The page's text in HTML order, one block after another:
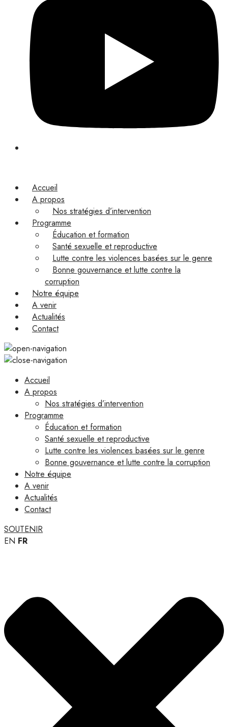
Accueil
A propos
Nos stratégies d’intervention
Programme
Éducation et formation
Santé sexuelle et reproductive
Lutte contre les violences basées sur le genre
Bonne gouvernance et lutte contre la
corruption
Notre équipe
A venir
Actualités
Contact
Accueil
A propos
Nos stratégies d’intervention
Programme
Éducation et formation
Santé sexuelle et reproductive
Lutte contre les violences basées sur le genre
Bonne gouvernance et lutte contre la corruption
Notre équipe
A venir
Actualités
Contact
SOUTENIR
EN FR